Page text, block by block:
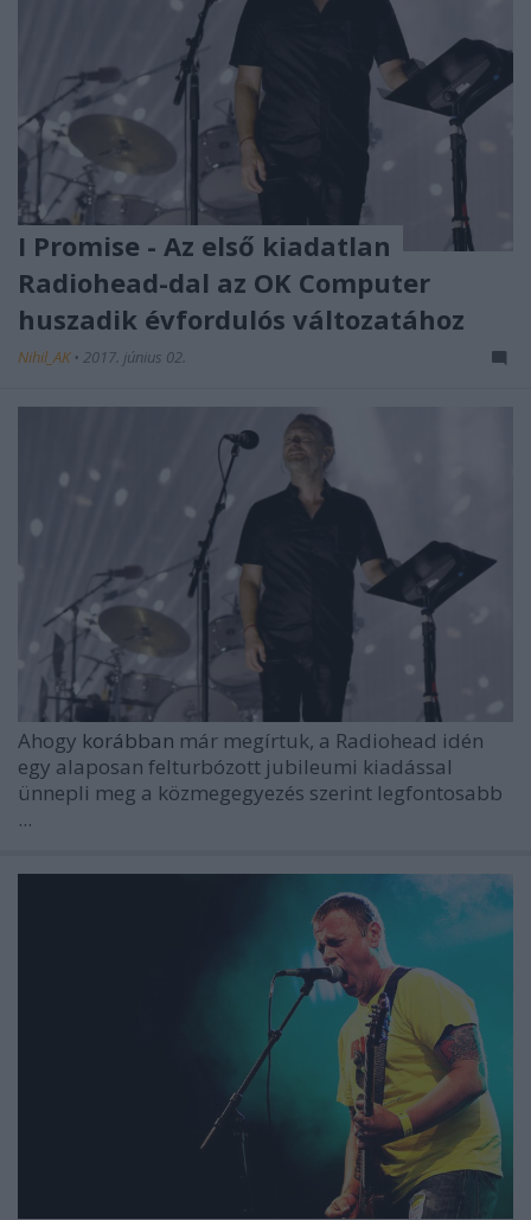
I Promise - Az első kiadatlan
Radiohead-dal az OK Computer
huszadik évfordulós változatához
Nihil_AK • 2017. június 02.
Ahogy korábban már megírtuk, a Radiohead idén
egy alaposan felturbózott jubileumi kiadással
ünnepli meg a közmegegyezés szerint legfontosabb
...